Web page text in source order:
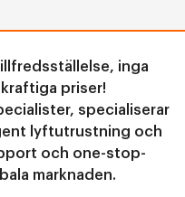
inga
priser!
specialiserar
lyftutrustning och
och one-stop-
marknaden.